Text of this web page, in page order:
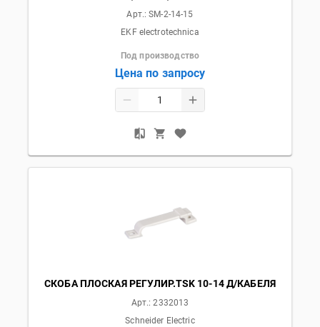
Арт.:SM-2-14-15
EKF electrotechnica
Под производство
Цена по запросу
СКОБА ПЛОСКАЯ РЕГУЛИР.TSK 10-14 Д/КАБЕЛЯ
Арт.:2332013
Schneider Electric